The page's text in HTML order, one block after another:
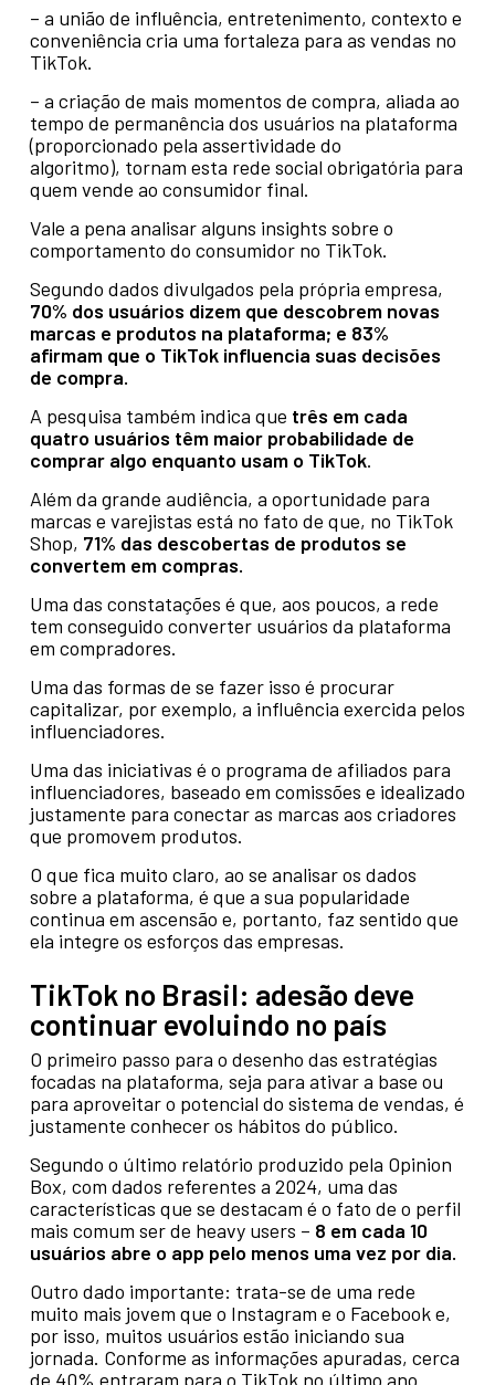
– a união de influência, entretenimento, contexto e
conveniência cria uma fortaleza para as vendas no
TikTok.
– a criação de mais momentos de compra, aliada ao
tempo de permanência dos usuários na plataforma
(proporcionado pela assertividade do
algoritmo), tornam esta rede social obrigatória para
quem vende ao consumidor final.
Vale a pena analisar alguns insights sobre o
comportamento do consumidor no TikTok.
Segundo dados divulgados pela própria empresa,
70% dos usuários dizem que descobrem novas
marcas e produtos na plataforma; e 83%
afirmam que o TikTok influencia suas decisões
de compra.
A pesquisa também indica que três em cada
quatro usuários têm maior probabilidade de
comprar algo enquanto usam o TikTok.
Além da grande audiência, a oportunidade para
marcas e varejistas está no fato de que, no TikTok
Shop, 71% das descobertas de produtos se
convertem em compras.
Uma das constatações é que, aos poucos, a rede
tem conseguido converter usuários da plataforma
em compradores.
Uma das formas de se fazer isso é procurar
capitalizar, por exemplo, a influência exercida pelos
influenciadores.
Uma das iniciativas é o programa de afiliados para
influenciadores, baseado em comissões e idealizado
justamente para conectar as marcas aos criadores
que promovem produtos.
O que fica muito claro, ao se analisar os dados
sobre a plataforma, é que a sua popularidade
continua em ascensão e, portanto, faz sentido que
ela integre os esforços das empresas.
TikTok no Brasil: adesão deve
continuar evoluindo no país
O primeiro passo para o desenho das estratégias
focadas na plataforma, seja para ativar a base ou
para aproveitar o potencial do sistema de vendas, é
justamente conhecer os hábitos do público.
Segundo o último relatório produzido pela Opinion
Box, com dados referentes a 2024, uma das
características que se destacam é o fato de o perfil
mais comum ser de heavy users – 8 em cada 10
usuários abre o app pelo menos uma vez por dia.
Outro dado importante: trata-se de uma rede
muito mais jovem que o Instagram e o Facebook e,
por isso, muitos usuários estão iniciando sua
jornada. Conforme as informações apuradas, cerca
de 40% entraram para o TikTok no último ano.